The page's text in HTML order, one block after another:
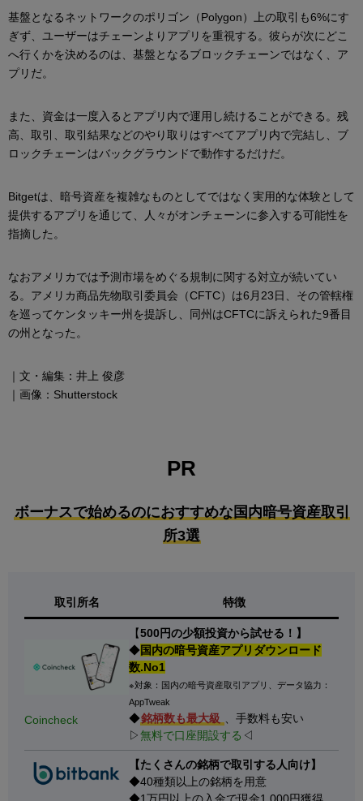
基盤となるネットワークのポリゴン（Polygon）上の取引も6%にす
ぎず、ユーザーはチェーンよりアプリを重視する。彼らが次にどこ
へ行くかを決めるのは、基盤となるブロックチェーンではなく、ア
プリだ。
また、資金は一度入るとアプリ内で運用し続けることができる。残
高、取引、取引結果などのやり取りはすべてアプリ内で完結し、ブ
ロックチェーンはバックグラウンドで動作するだけだ。
Bitgetは、暗号資産を複雑なものとしてではなく実用的な体験として
提供するアプリを通じて、人々がオンチェーンに参入する可能性を
指摘した。
なおアメリカでは予測市場をめぐる規制に関する対立が続いてい
る。アメリカ商品先物取引委員会（CFTC）は6月23日、その管轄権
を巡ってケンタッキー州を提訴し、同州はCFTCに訴えられた9番目
の州となった。
｜文・編集：井上 俊彦
｜画像：Shutterstock
PR
ボーナスで始めるのにおすすめな国内暗号資産取引
所3選
取引所名 特徴
Coincheck
【500円の少額投資から試せる！】
◆国内の暗号資産アプリダウンロード
数.No1
※対象：国内の暗号資産取引アプリ、データ協力：
AppTweak
◆銘柄数も最大級 、手数料も安い
▷無料で口座開設する ◁
【たくさんの銘柄で取引する人向け】
◆40種類以上の銘柄を用意